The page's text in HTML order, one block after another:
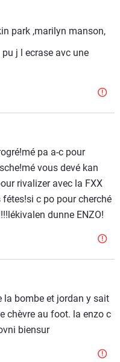
park ,marilyn manson,
j l ecrase avc une
pa a-c pour
vous devé kan
rivalizer avec la FXX
c po pour cherché
dunne ENZO!
la bombe et jordan y sait
chèvre au foot. la enzo c
biensur